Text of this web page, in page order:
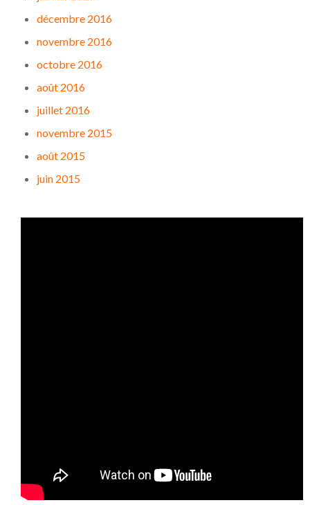
décembre 2016
novembre 2016
octobre 2016
août 2016
juillet 2016
novembre 2015
août 2015
juin 2015